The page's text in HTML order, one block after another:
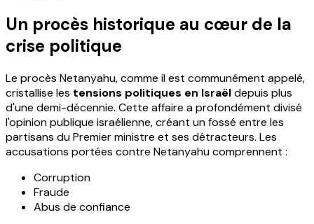
Un procès historique au cœur de la
crise politique
Le procès Netanyahu, comme il est communément appelé,
cristallise les tensions politiques en Israëldepuis plus
d'une demi-décennie. Cette affaire a profondément divisé
l'opinion publique israélienne, créant un fossé entre les
partisans du Premier ministre et ses détracteurs. Les
accusations portées contre Netanyahu comprennent :
Corruption
Fraude
Abus de confiance